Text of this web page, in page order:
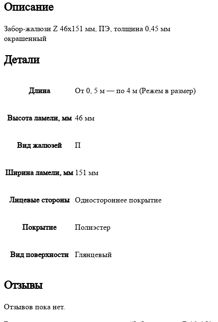
Описание
Забор-жалюзи Z 46х151 мм, ПЭ, толщина 0,45 мм
окрашенный
Детали
Длина От 0, 5 м — по 4 м (Режем в размер)
Высота ламели, мм 46 мм
Вид жалюзей П
Ширина ламели, мм 151 мм
Лицевые стороны Одностороннее покрытие
Покрытие Полиэстер
Вид поверхности Глянцевый
Отзывы
Отзывов пока нет.